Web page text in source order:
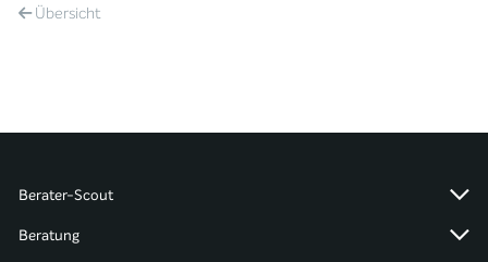
Übersicht
Berater-Scout
Beratung